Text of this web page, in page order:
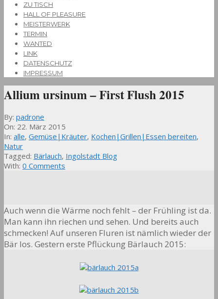
ZU TISCH
HALL OF PLEASURE
MEISTERWERK
TERMIN
WANTED
LINK
DATENSCHUTZ
IMPRESSUM
Allium ursinum – First Flush 2015
By: padrone
On: 22. März 2015
In: alle, Gemüse|Kräuter, Kochen|Grillen|Essen bereiten,
Natur
Tagged: Bärlauch, Ingolstadt Blog
With: 0 Comments
Auch wenn die Wärme noch fehlt – der Frühling ist da.
Man kann ihn riechen und sehen. Und bereits auch
schmecken! Auf unseren Fluren ist nämlich wieder der
Bär los. Gestern erste Pflückung Bärlauch 2015: